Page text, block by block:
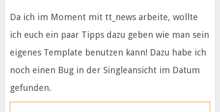
Da ich im Moment mit tt_news arbeite, wollte
ich euch ein paar Tipps dazu geben wie man sein
eigenes Template benutzen kann! Dazu habe ich
noch einen Bug in der Singleansicht im Datum
gefunden.